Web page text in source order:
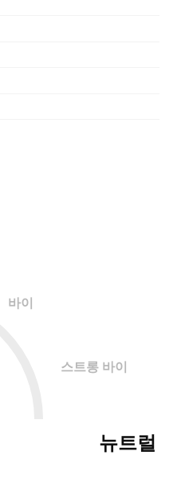
바이
스트롱 바이
뉴트럴